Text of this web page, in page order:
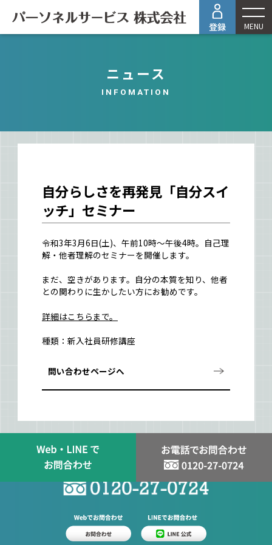
MENU
ニュース
INFOMATION
自分らしさを再発見「自分スイ
ッチ」セミナー
令和3年3月6日(土)、午前10時～午後4時。自己理
解・他者理解のセミナーを開催します。
まだ、空きがあります。自分の本質を知り、他者
との関わりに生かしたい方にお勧めです。
詳細はこちらまで。
種類：新入社員研修講座
問い合わせページへ
スタッフ登録はお問い合わせから